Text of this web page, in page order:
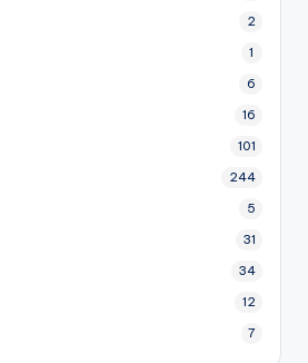
2
1
6
16
101
244
5
31
34
12
7